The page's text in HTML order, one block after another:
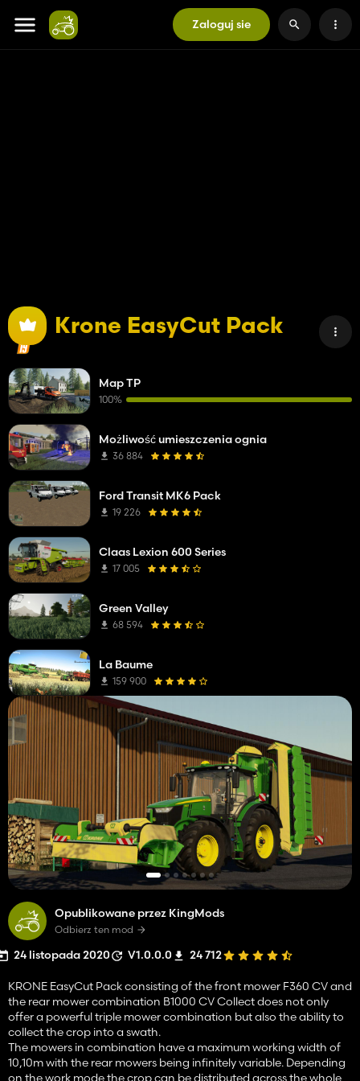
Zaloguj sie
Krone EasyCut Pack
Opublikowane przez KingMods
Odbierz ten mod
24 listopada 2020 V1.0.0.0 24 712
KRONE EasyCut Pack consisting of the front mower F360 CV and
the rear mower combination B1000 CV Collect does not only
offer a powerful triple mower combination but also the ability to
collect the crop into a swath.
The mowers in combination have a maximum working width of
10,10m with the rear mowers being infinitely variable. Depending
on the work mode the crop can be distributed across the whole
Map TP
100%
Możliwość umieszczenia ognia
36 884
Ford Transit MK6 Pack
19 226
Claas Lexion 600 Series
17 005
Green Valley
68 594
La Baume
159 900